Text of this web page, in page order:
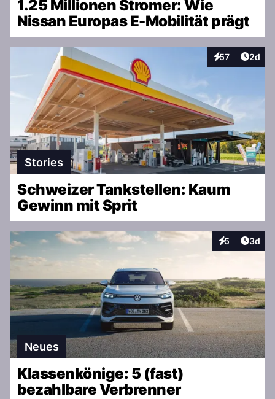
1.25 Millionen Stromer: Wie
Nissan Europas E-Mobilität prägt
57
Interaktionen
2d
Stories
Schweizer Tankstellen: Kaum
Gewinn mit Sprit
5
Interaktionen
3d
Neues
Klassenkönige: 5 (fast)
bezahlbare Verbrenner